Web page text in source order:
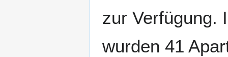
zur Verfügung.
wurden 41